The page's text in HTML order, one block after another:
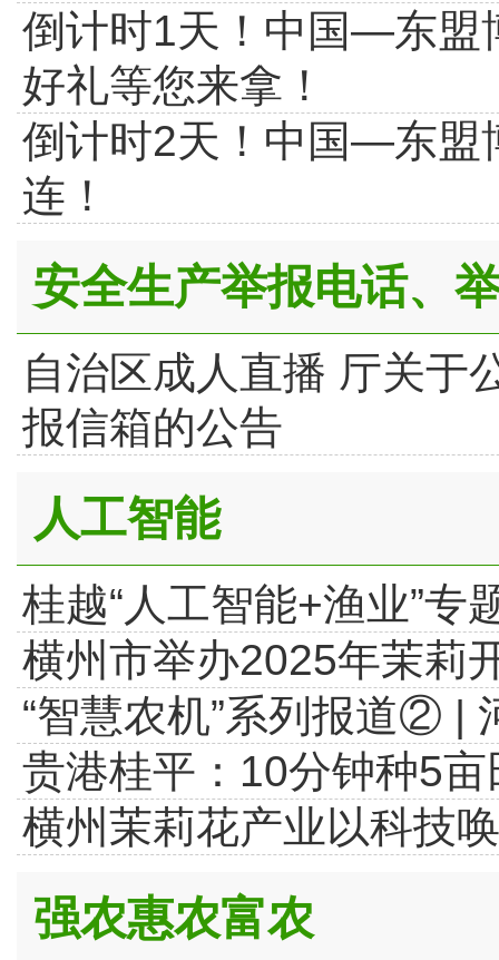
倒计时1天！中国—东盟
好礼等您来拿！
倒计时2天！中国—东盟
连！
安全生产举报电话、
自治区成人直播 厅关于
报信箱的公告
人工智能
桂越“人工智能+渔业”专
横州市举办2025年茉莉
“智慧农机”系列报道② |
贵港桂平：10分钟种5
横州茉莉花产业以科技
强农惠农富农